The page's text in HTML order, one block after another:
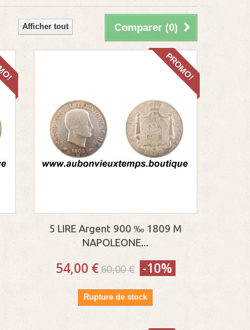
Comparer (0)
Afficher tout
PROMO!
5 LIRE Argent 900 ‰ 1809 M
NAPOLEONE...
54,00 € 60,00 € -10%
Rupture de stock